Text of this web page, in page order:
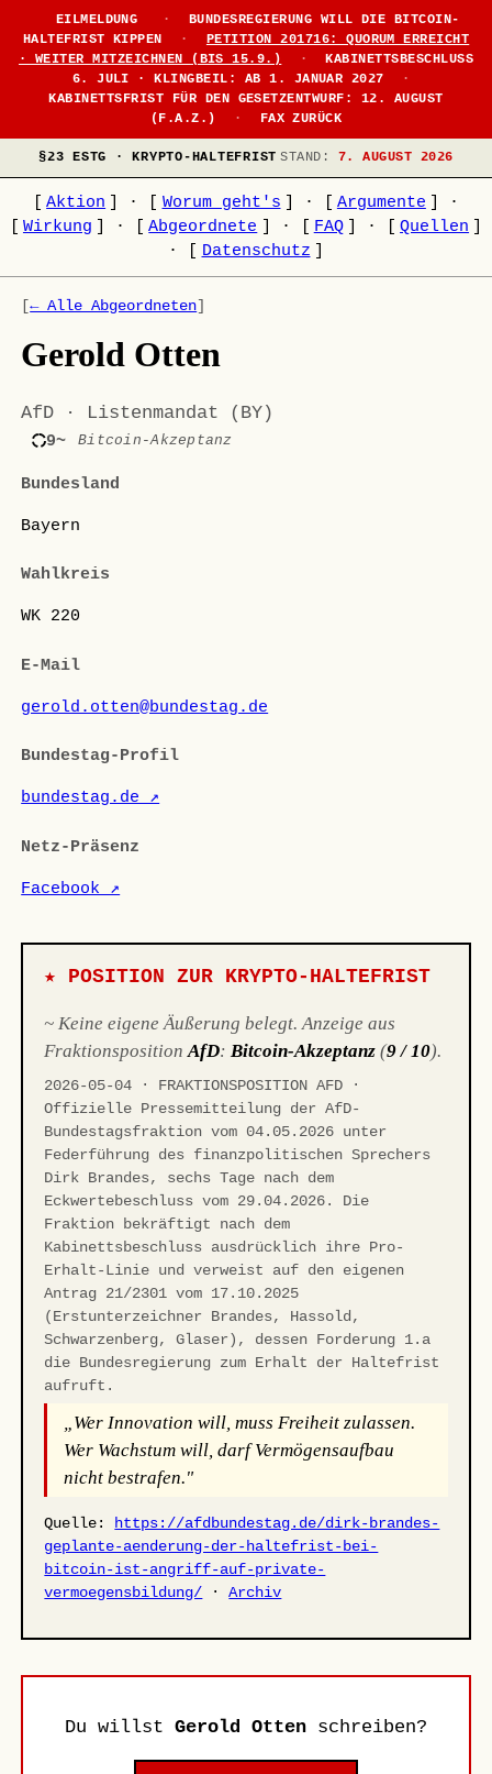
EILMELDUNG ·
BUNDESREGIERUNG WILL DIE BITCOIN-
HALTEFRIST KIPPEN
·
PETITION 201716: QUORUM ERREICHT
· WEITER MITZEICHNEN (BIS 15.9.)
·
KABINETTSBESCHLUSS
6. JULI · KLINGBEIL: AB 1. JANUAR 2027
·
KABINETTSFRIST FÜR DEN GESETZENTWURF: 12. AUGUST
(F.A.Z.)
· FAX ZURÜCK
§23 ESTG · KRYPTO-HALTEFRIST STAND: 7. AUGUST 2026
Aktion · Worum geht's · Argumente
·
Wirkung · Abgeordnete · FAQ · Quellen
·
Datenschutz
[← Alle Abgeordneten]
Gerold Otten
AfD · Listenmandat (BY)
9~ Bitcoin-Akzeptanz
Bundesland
Bayern
Wahlkreis
WK 220
E-Mail
gerold.otten@bundestag.de
Bundestag-Profil
bundestag.de ↗
Netz-Präsenz
Facebook ↗
★ POSITION ZUR KRYPTO-HALTEFRIST
~ Keine eigene Äußerung belegt. Anzeige aus
FraktionspositionAfD: Bitcoin-Akzeptanz (9 / 10).
2026-05-04 · FRAKTIONSPOSITION AFD ·
Offizielle Pressemitteilung der AfD-
Bundestagsfraktion vom 04.05.2026 unter
Federführung des finanzpolitischen Sprechers
Dirk Brandes, sechs Tage nach dem
Eckwertebeschluss vom 29.04.2026. Die
Fraktion bekräftigt nach dem
Kabinettsbeschluss ausdrücklich ihre Pro-
Erhalt-Linie und verweist auf den eigenen
Antrag 21/2301 vom 17.10.2025
(Erstunterzeichner Brandes, Hassold,
Schwarzenberg, Glaser), dessen Forderung 1.a
die Bundesregierung zum Erhalt der Haltefrist
aufruft.
„Wer Innovation will, muss Freiheit zulassen.
Wer Wachstum will, darf Vermögensaufbau
nicht bestrafen."
Quelle:
https://afdbundestag.de/dirk-brandes-
geplante-aenderung-der-haltefrist-bei-
bitcoin-ist-angriff-auf-private-
vermoegensbildung/ ·Archiv
Du willst Gerold Otten schreiben?